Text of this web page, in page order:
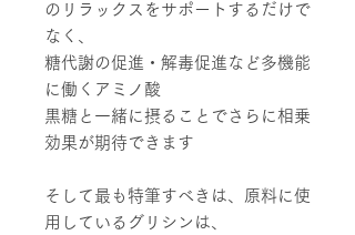
のリラックスをサポートするだけで
なく、
糖代謝の促進・解毒促進など多機能
に働くアミノ酸
黒糖と一緒に摂ることでさらに相乗
効果が期待できます
そして最も特筆すべきは、原料に使
用しているグリシンは、